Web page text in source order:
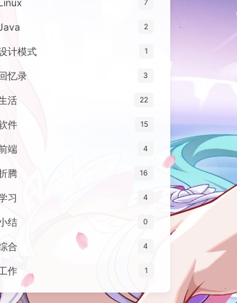
Linux 7
2
计模式 1
忆录 3
活 22
件 15
端 4
腾 16
习 4
结 0
合 4
作 1